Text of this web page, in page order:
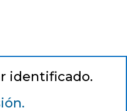
identificado.